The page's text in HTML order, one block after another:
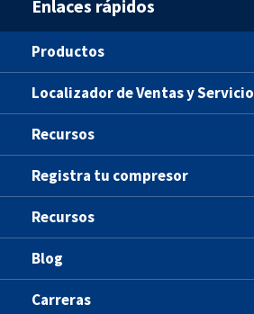
Enlaces rápidos
Productos
Localizador de Ventas y Servicio
Recursos
Registra tu compresor
Recursos
Blog
Carreras